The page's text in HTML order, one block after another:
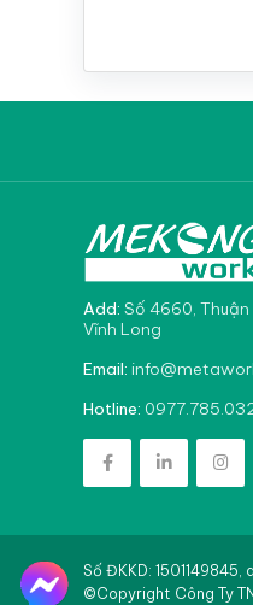
Cơ khí / Kỹ thuật
Sản xuất / Vận
Ngân hàng /
Giáo dục / Đào
Bán thời gian /
Lao động phổ
Khu chế xuất / Khu
Bảo vệ / Vệ sĩ / An
Dệt may / Giầy
Add: Số 4660, Thuận
Vĩnh Long
Email:
Hotline:
Số ĐKKD: 1501149845,
©Copyright Công Ty
Liên